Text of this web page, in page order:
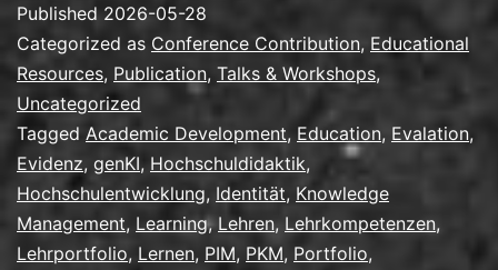
mit/trotz
genKI
Published 2026-05-28
Categorized as Conference Contribution, Educational
Resources, Publication, Talks & Workshops,
Uncategorized
Tagged Academic Development, Education, Evalation,
Evidenz, genKI, Hochschuldidaktik,
Hochschulentwicklung, Identität, Knowledge
Management, Learning, Lehren, Lehrkompetenzen,
Lehrportfolio, Lernen, PIM, PKM, Portfolio,